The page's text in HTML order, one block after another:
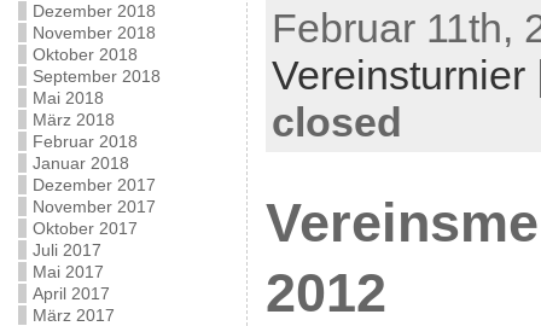
Dezember 2018
November 2018
Oktober 2018
September 2018
Mai 2018
März 2018
Februar 2018
Januar 2018
Dezember 2017
November 2017
Oktober 2017
Juli 2017
Mai 2017
April 2017
März 2017
Februar 11th,
Vereinsturnier
closed
2012